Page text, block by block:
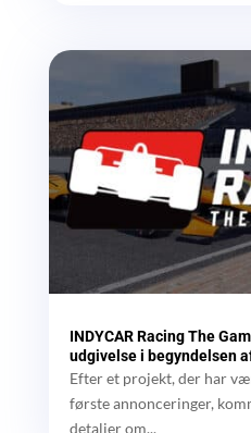
INDYCAR Racing The
udgivelse i begyndelsen
Efter et projekt, der har
første annonceringer,
detaljer om...